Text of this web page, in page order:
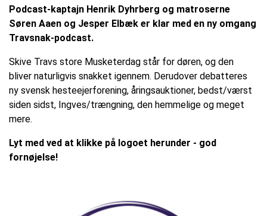
Podcast-kaptajn Henrik Dyhrberg og matroserne
Søren Aaen og Jesper Elbæk er klar med en ny omgang
Travsnak-podcast.
Skive Travs store Musketerdag står for døren, og den
bliver naturligvis snakket igennem. Derudover debatteres
ny svensk hesteejerforening, åringsauktioner, bedst/værst
siden sidst, Ingves/trængning, den hemmelige og meget
mere.
Lyt med ved at klikke på logoet herunder - god
fornøjelse!